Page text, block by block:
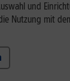
und
Nutzung mit